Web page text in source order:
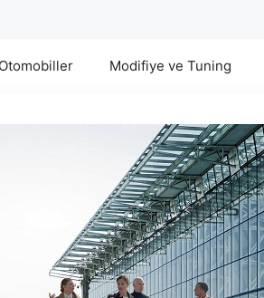
Modifiye ve Tuning